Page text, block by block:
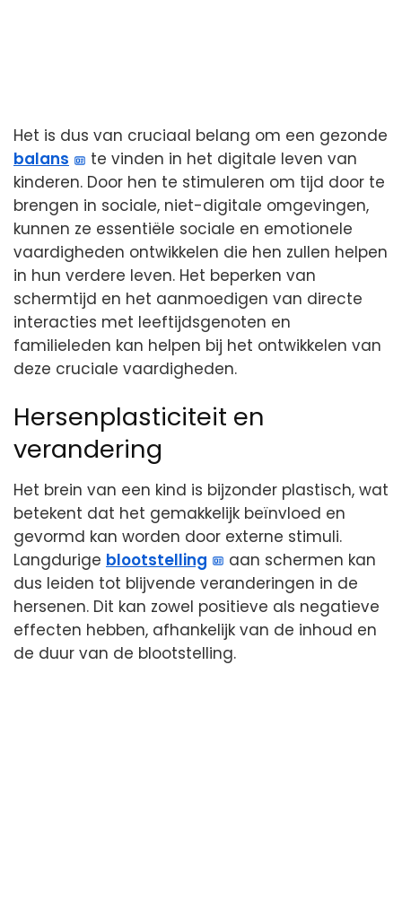
Het is dus van cruciaal belang om een gezonde
balans
te vinden in het digitale leven van
kinderen. Door hen te stimuleren om tijd door te
brengen in sociale, niet-digitale omgevingen,
kunnen ze essentiële sociale en emotionele
vaardigheden ontwikkelen die hen zullen helpen
in hun verdere leven. Het beperken van
schermtijd en het aanmoedigen van directe
interacties met leeftijdsgenoten en
familieleden kan helpen bij het ontwikkelen van
deze cruciale vaardigheden.
Hersenplasticiteit en
verandering
Het brein van een kind is bijzonder plastisch, wat
betekent dat het gemakkelijk beïnvloed en
gevormd kan worden door externe stimuli.
Langdurige blootstelling
aan schermen kan
dus leiden tot blijvende veranderingen in de
hersenen. Dit kan zowel positieve als negatieve
effecten hebben, afhankelijk van de inhoud en
de duur van de blootstelling.